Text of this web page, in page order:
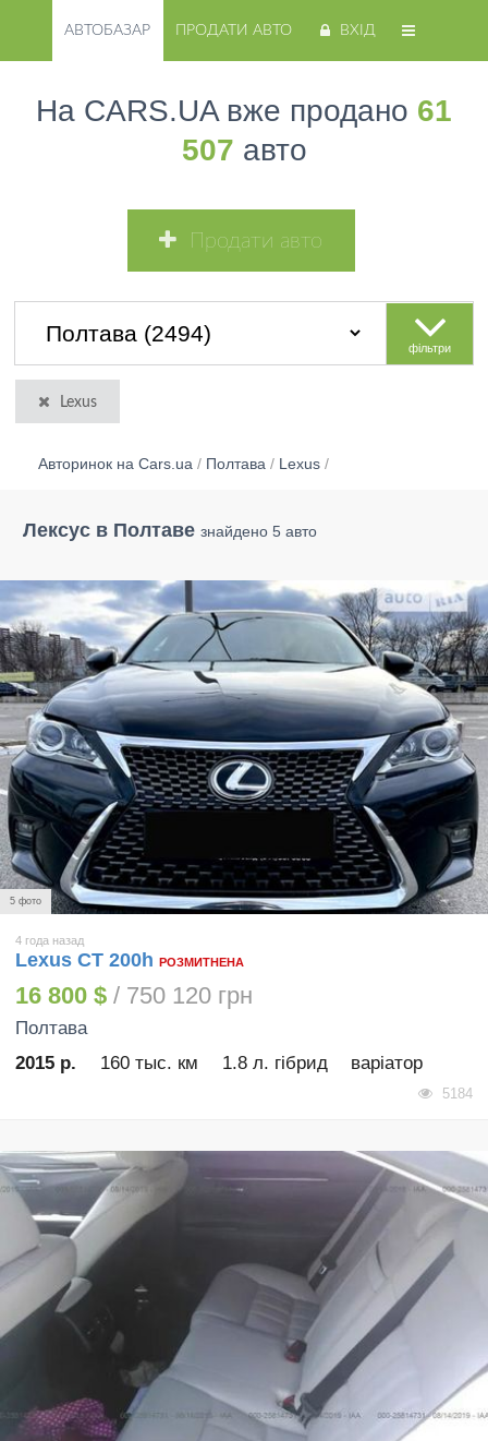
АВТОБАЗАР ПРОДАТИ АВТО ВХІД
На CARS.UA вже продано 61
507 авто
Продати авто
фільтри
Lexus
Авторинок на Cars.ua / Полтава / Lexus /
Лексус в Полтаве знайдено 5 авто
5 фото
4 года назад
Lexus CT 200h РОЗМИТНЕНА
16 800 $ / 750 120 грн
Полтава
2015 р.
160 тыс. км 1.8 л. гібрид варіатор
5184